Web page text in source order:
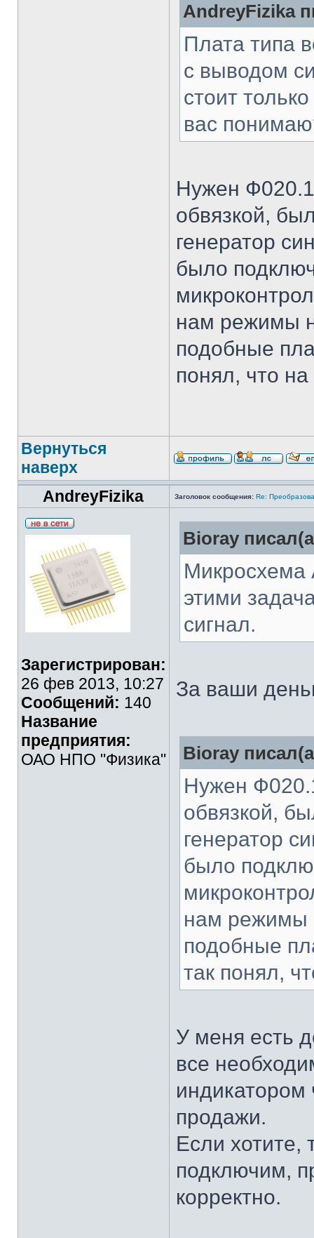
AndreyFizika
Плата типа
с выводом
стоит
вас
Нужен
обвязкой,
генератор
было
нам режимы
подобные
понял, что
Вернуться
наверх
AndreyFizika
Заголовок сообщения: Re:
Зарегистрирован:
26 фев 2013, 10:27
Сообщений: 140
Название
предприятия:
ОАО НПО "Физика"
Bioray
Микросхема
этими
сигнал.
За ваши
Bioray
Нужен
обвязкой,
генератор
было
нам режимы
подобные
так понял,
У меня есть
все
индикатором
продажи.
Если хотите,
подключим,
корректно.